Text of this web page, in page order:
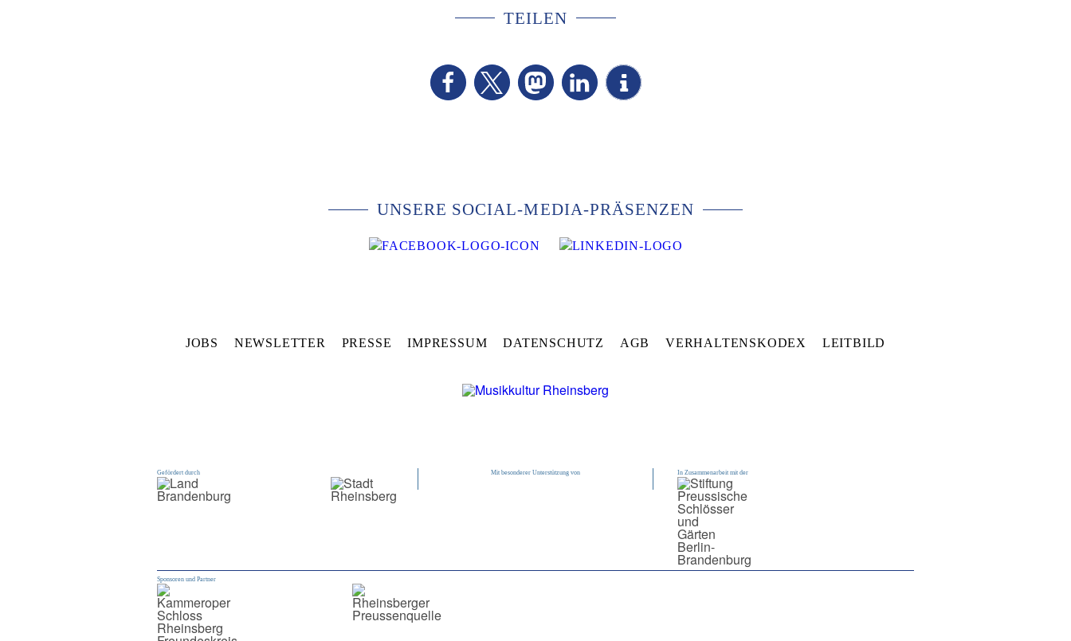
TEILEN
UNSERE SOCIAL-MEDIA-PRÄSENZEN
JOBS NEWSLETTER PRESSE IMPRESSUM DATENSCHUTZ AGB VERHALTENSKODEX LEITBILD
Gefördert durch Mit besonderer Unterstützung von In Zusammenarbeit mit der
Sponsoren und Partner